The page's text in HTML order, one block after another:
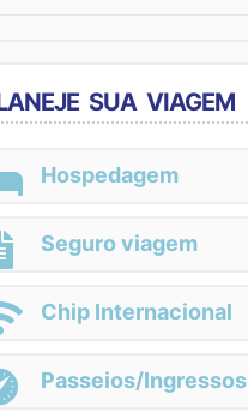
SUA VIAGEM
Hospedagem
Seguro viagem
Chip Internacional
Passeios/Ingressos